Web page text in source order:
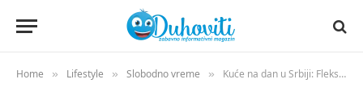
Home » Lifestyle » Slobodno vreme » Kuće na dan u Srbiji: Fleksibilan smeštaj za svaki povod